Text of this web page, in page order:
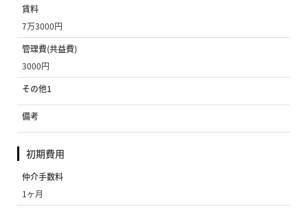
賃料
7万3000円
管理費(共益費)
3000円
その他1
備考
初期費用
仲介手数料
1ヶ月